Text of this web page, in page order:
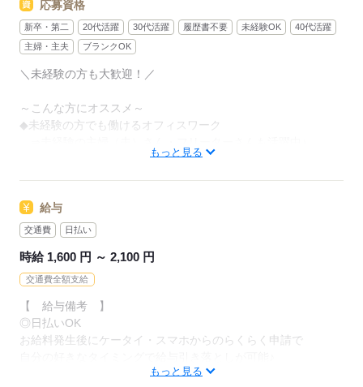
―――――――
■マッチングアプリのユーザー情報入力
■戸籍のフリガナ入力
■動画配信サービスの字幕入力
■配達用品の注文数をコツコツ入力
■有名人のブログコメントを確認♪【Webパトロール】
■通販サイトの利用方法に関するお問合せ
▽ポイント
――――――
◎未経験スタートOK
◎マニュアル完備
◎駅チカ
ご希望教えてください（＊＾＾＊）
応募する
応募資格
新卒・第二 20代活躍 30代活躍 履歴書不要 未経験OK
40代活躍
主婦・主夫
ブランクOK
＼未経験の方も大歓迎！／
～こんな方にオススメ～
◆未経験の方でも働けるオフィスワーク
◇安定収入×日払いで、長く×スグにお給料がほしい
～オフィスだからこその働きやすさ～
★事務・コールセンター経験者の方はしっかり優遇！
★直接雇用が可能なお仕事もあり
もっと見る
給与
交通費 日払い
時給 1,600 円 ～ 2,100 円
交通費全額支給
【 給与備考 】
◎日払いOK
お給料発生後にケータイ・スマホからのらくらく申請で
もっと見る